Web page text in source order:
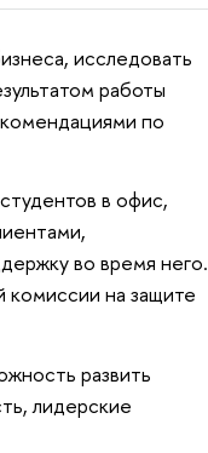
исследовать
работы
по
в офис,
во время него.
комиссии на защите
развить
лидерские